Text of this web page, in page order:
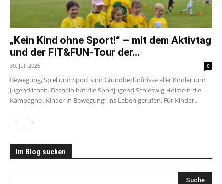
„Kein Kind ohne Sport!“ – mit dem Aktivtag
und der FIT&FUN-Tour der...
30. Juli 2026 0
Bewegung, Spiel und Sport sind Grundbedürfnisse aller Kinder und
Jugendlichen. Deshalb hat die Sportjugend Schleswig-Holstein die
Kampagne „Kinder in Bewegung“ ins Leben gerufen. Für Kinder...
Im Blog suchen